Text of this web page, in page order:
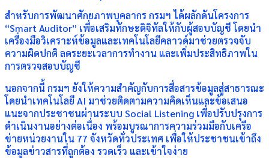
สำหรับการพัฒนาศักยภาพบุคลากร กรมฯ ได้ผลักดันโครงการ
“Smart Auditor” เพื่อเสริมทักษะดิจิทัลให้กับผู้สอบบัญชี โดยนำ
เครื่องมือวิเคราะห์ข้อมูลและเทคโนโลยีคลาวด์มาช่วยตรวจจับ
ความผิดปกติ ลดระยะเวลาการทำงาน และเพิ่มประสิทธิภาพใน
การตรวจสอบบัญชี
นอกจากนี้ กรมฯ ยังให้ความสำคัญกับการสื่อสารข้อมูลสู่สาธารณะ
โดยนำเทคโนโลยี AI มาช่วยติดตามความคิดเห็นและข้อเสนอ
แนะจากประชาชนผ่านระบบ Social Listening เพื่อปรับปรุงการ
ดำเนินงานอย่างต่อเนื่อง พร้อมบูรณาการความร่วมมือกับเครือ
ข่ายหน่วยงานใน 77 จังหวัดทั่วประเทศ เพื่อให้ประชาชนเข้าถึง
ข้อมูลข่าวสารที่ถูกต้อง รวดเร็ว และเข้าใจง่าย